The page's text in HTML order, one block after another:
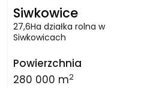
Siwkowice
27,6Ha działka rolna w
Siwkowicach
Powierzchnia
280 000 m2